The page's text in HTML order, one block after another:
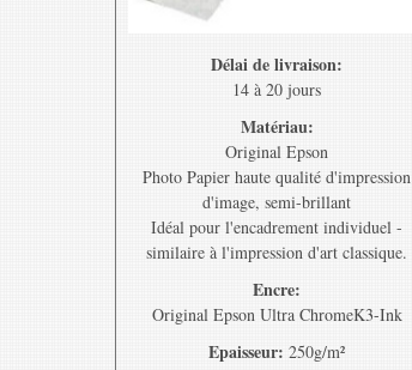
Délai de livraison:
14 à 20 jours
Matériau:
Original Epson
Photo Papier haute qualité d'impression
d'image, semi-brillant
Idéal pour l'encadrement individuel -
similaire à l'impression d'art classique.
Encre:
Original Epson Ultra ChromeK3-Ink
Epaisseur: 250g/m²